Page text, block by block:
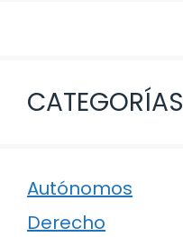
CATEGORÍAS
Autónomos
Derecho